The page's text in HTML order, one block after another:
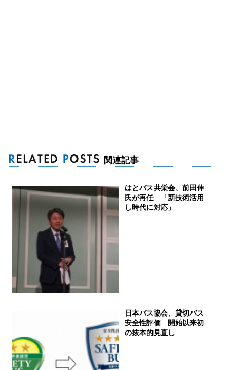
関連記事
はとバス共栄会、前田伸
氏が再任 「新技術活用
し時代に対応」
日本バス協会、貸切バス
安全性評価 開始以来初
の抜本的見直し